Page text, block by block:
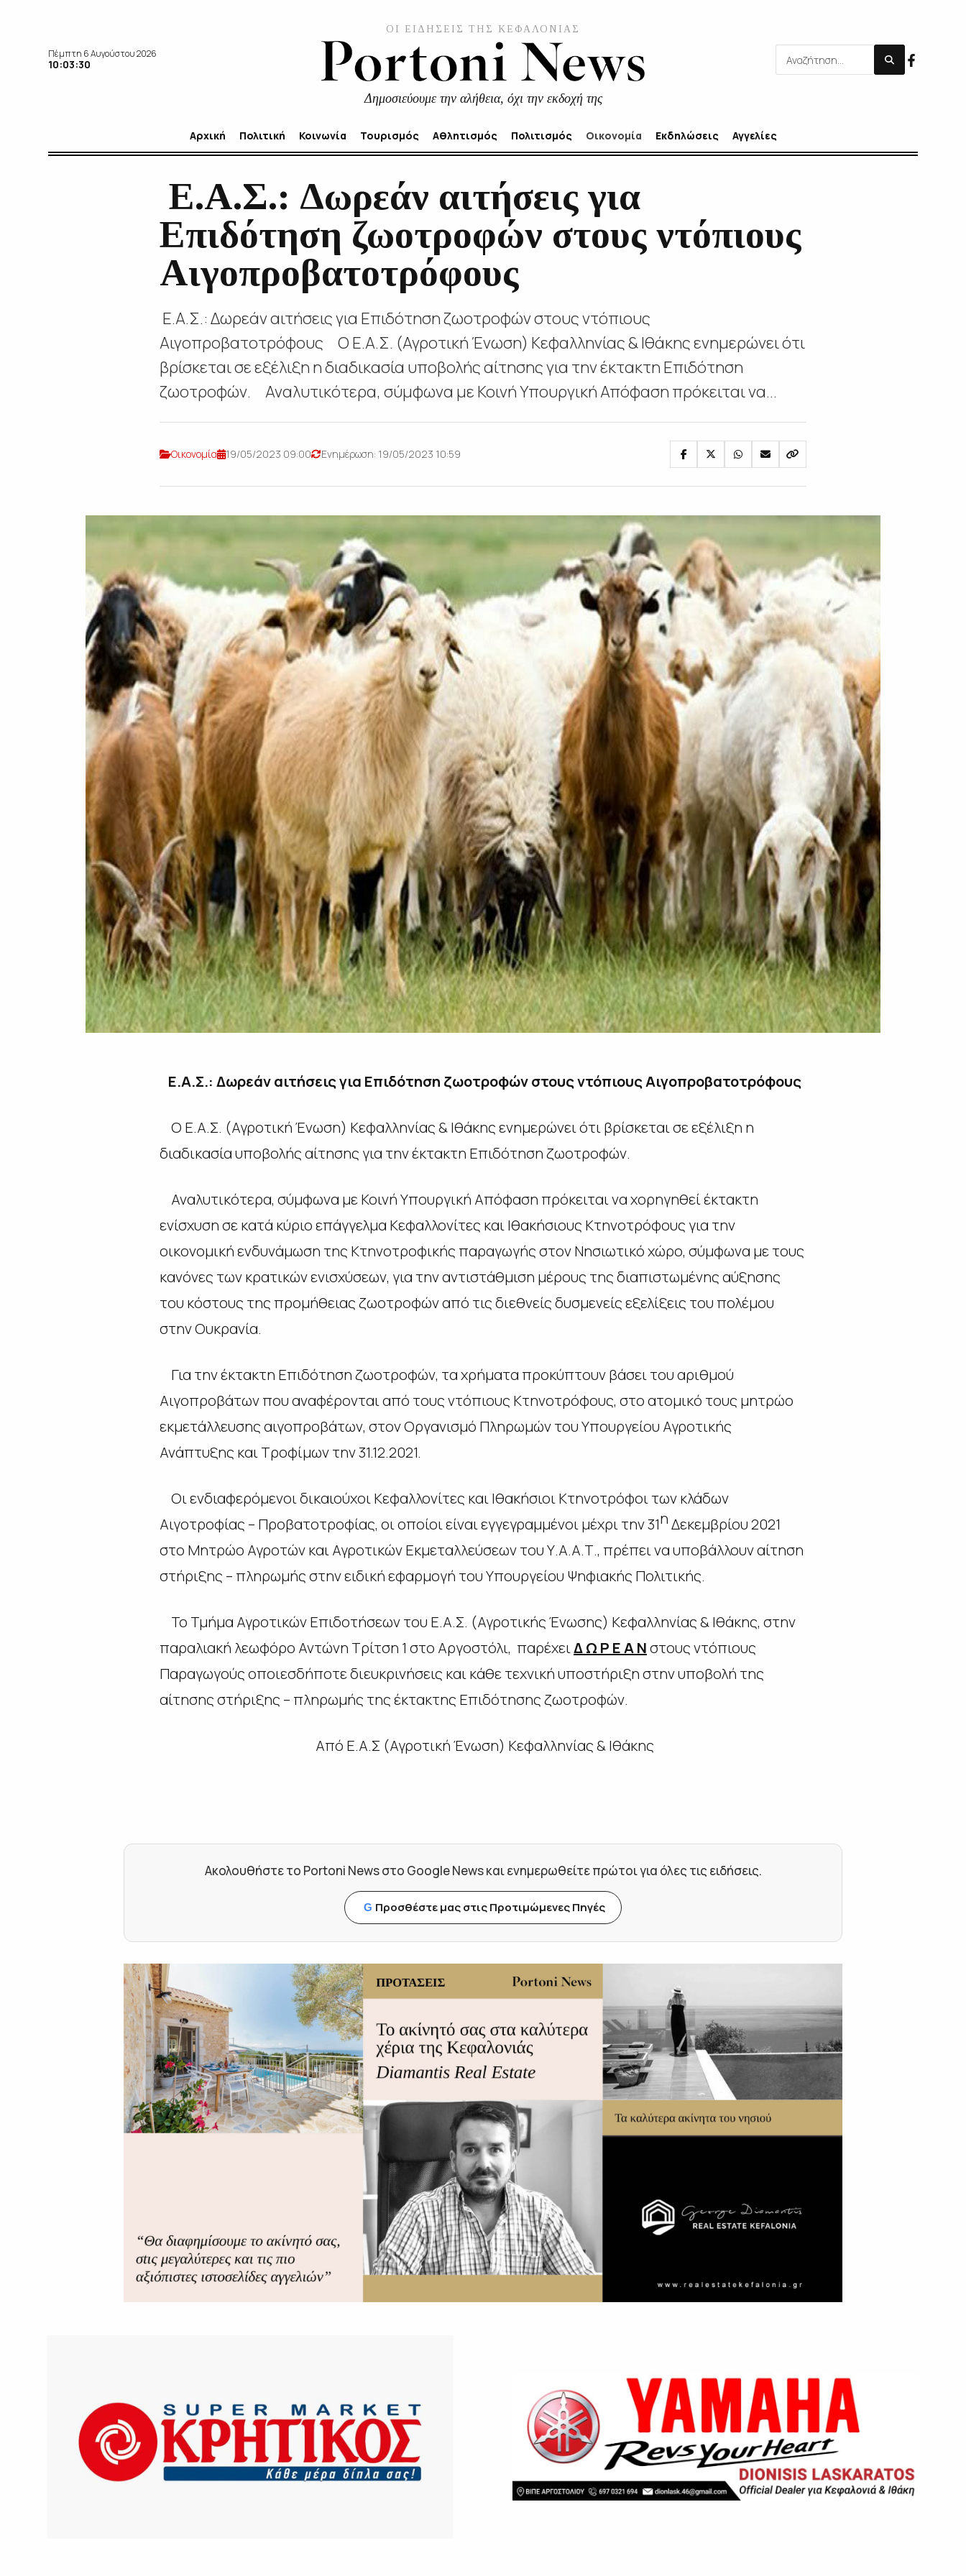
Πέμπτη 6 Αυγούστου 2026
10:03:32
ΟΙ ΕΙΔΗΣΕΙΣ ΤΗΣ ΚΕΦΑΛΟΝΙΑΣ
Δημοσιεύουμε την αλήθεια, όχι την εκδοχή της
Αρχική Πολιτική Κοινωνία Τουρισμός Αθλητισμός Πολιτισμός Οικονομία Εκδηλώσεις Αγγελίες
Ε.Α.Σ.: Δωρεάν αιτήσεις για
Επιδότηση ζωοτροφών στους ντόπιους
Αιγοπροβατοτρόφους
Ε.Α.Σ.: Δωρεάν αιτήσεις για Επιδότηση ζωοτροφών στους ντόπιους
Αιγοπροβατοτρόφους Ο Ε.Α.Σ. (Αγροτική Ένωση) Κεφαλληνίας & Ιθάκης ενημερώνει ότι
βρίσκεται σε εξέλιξη η διαδικασία υποβολής αίτησης για την έκτακτη Επιδότηση
ζωοτροφών. Αναλυτικότερα, σύμφωνα με Κοινή Υπουργική Απόφαση πρόκειται να...
Οικονομία 19/05/2023 09:00 Ενημέρωση: 19/05/2023 10:59
Ε.Α.Σ.: Δωρεάν αιτήσεις για Επιδότηση ζωοτροφών στους ντόπιους Αιγοπροβατοτρόφους
Ο Ε.Α.Σ. (Αγροτική Ένωση) Κεφαλληνίας & Ιθάκης ενημερώνει ότι βρίσκεται σε εξέλιξη η
διαδικασία υποβολής αίτησης για την έκτακτη Επιδότηση ζωοτροφών.
Αναλυτικότερα, σύμφωνα με Κοινή Υπουργική Απόφαση πρόκειται να χορηγηθεί έκτακτη
ενίσχυσησεκατά κύριοεπάγγελμα Κεφαλλονίτες και Ιθακήσιους Κτηνοτρόφους για την
οικονομική ενδυνάμωση της Κτηνοτροφικής παραγωγής στον Νησιωτικό χώρο, σύμφωνα με τους
κανόνες των κρατικών ενισχύσεων, για την αντιστάθμιση μέρους της διαπιστωμένης αύξησης
του κόστους της προμήθειας ζωοτροφών από τις διεθνείς δυσμενείς εξελίξεις του πολέμου
στην Ουκρανία.
Για την έκτακτη Επιδότηση ζωοτροφών, τα χρήματα προκύπτουν βάσει του αριθμού
Αιγοπροβάτων που αναφέρονται από τους ντόπιους Κτηνοτρόφους, στο ατομικό τους μητρώο
εκμετάλλευσης αιγοπροβάτων, στον Οργανισμό Πληρωμών του Υπουργείου Αγροτικής
Ανάπτυξης και Τροφίμων την 31.12.2021.
Οι ενδιαφερόμενοι δικαιούχοι Κεφαλλονίτες και Ιθακήσιοι Κτηνοτρόφοι των κλάδων
Αιγοτροφίας – Προβατοτροφίας, οι οποίοι είναι εγγεγραμμένοι μέχρι την 31ηΔεκεμβρίου 2021
στο Μητρώο Αγροτών και Αγροτικών Εκμεταλλεύσεων του Υ.Α.Α.Τ., πρέπει να υποβάλλουν αίτηση
στήριξης – πληρωμής στην ειδική εφαρμογή του Υπουργείου Ψηφιακής Πολιτικής.
Το Τμήμα Αγροτικών Επιδοτήσεων του Ε.Α.Σ. (Αγροτικής Ένωσης) Κεφαλληνίας & Ιθάκης, στην
παραλιακή λεωφόρο Αντώνη Τρίτση 1 στο Αργοστόλι, παρέχειΔ Ω Ρ Ε Α Νστους ντόπιους
Παραγωγούς οποιεσδήποτε διευκρινήσεις και κάθε τεχνική υποστήριξη στην υποβολή της
αίτησης στήριξης – πληρωμής της έκτακτης Επιδότησης ζωοτροφών.
Από Ε.Α.Σ (Αγροτική Ένωση) Κεφαλληνίας & Ιθάκης
Ακολουθήστε το Portoni News στο Google News και ενημερωθείτε πρώτοι για όλες τις ειδήσεις.
G Προσθέστε μας στις Προτιμώμενες Πηγές